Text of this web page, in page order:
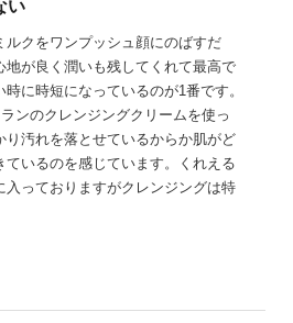
い
ルクをワンプッシュ顔にのばすだ
地が良く潤いも残してくれて最高で
に時短になっているのが1番です。
ンのクレンジングクリームを使っ
り汚れを落とせているからか肌がど
ているのを感じています。くれえる
入っておりますがクレンジングは特